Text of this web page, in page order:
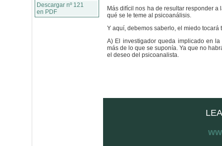
Descargar nº 121
en PDF
Más difícil nos ha de resultar responder a
qué se le teme al psicoanálisis.
Y aquí, debemos saberlo, el miedo tocará
A) El investigador queda implicado en la
más de lo que se suponía. Ya que no
el deseo del psicoanalista.